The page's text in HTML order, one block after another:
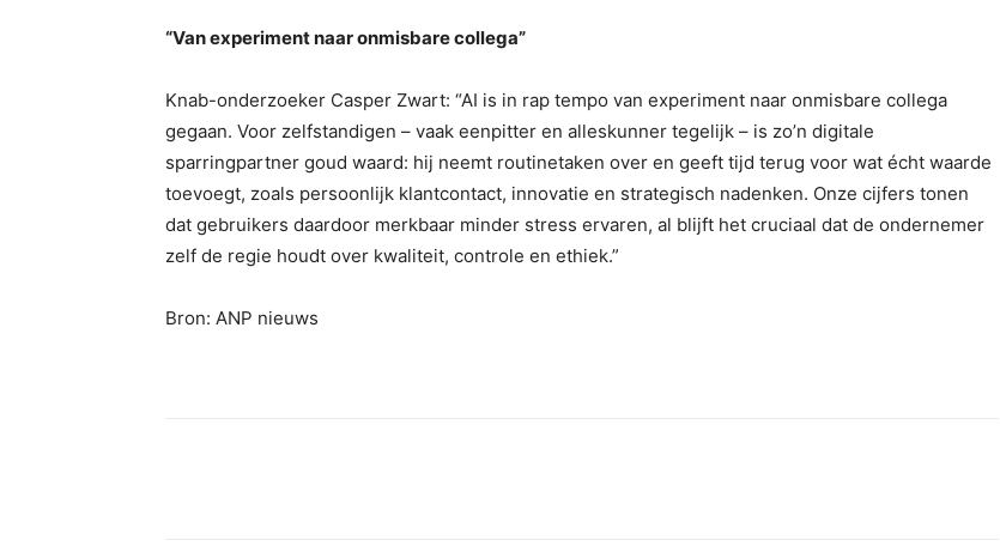
“Van experiment naar onmisbare collega”
Knab-onderzoeker Casper Zwart: “AI is in rap tempo van experiment naar onmisbare collega
gegaan. Voor zelfstandigen – vaak eenpitter en alleskunner tegelijk – is zo’n digitale
sparringpartner goud waard: hij neemt routinetaken over en geeft tijd terug voor wat écht waarde
toevoegt, zoals persoonlijk klantcontact, innovatie en strategisch nadenken. Onze cijfers tonen
dat gebruikers daardoor merkbaar minder stress ervaren, al blijft het cruciaal dat de ondernemer
zelf de regie houdt over kwaliteit, controle en ethiek.”
Bron: ANP nieuws